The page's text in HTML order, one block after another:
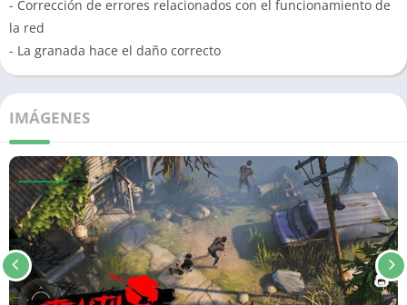
- Corrección de errores relacionados con el funcionamiento de
la red
- La granada hace el daño correcto
IMÁGENES